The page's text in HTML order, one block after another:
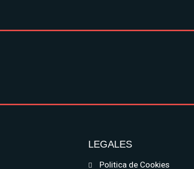
LEGALES
Politica de Cookies